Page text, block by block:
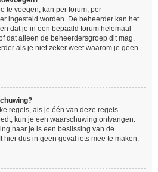
te voegen, kan per forum, per
ingesteld worden. De beheerder kan het
dat je in een bepaald forum helemaal
dat alleen de beheerdersgroep dit mag.
als je niet zeker weet waarom je geen
regels, als je één van deze regels
kun je een waarschuwing ontvangen.
naar je is een beslissing van de
hier dus in geen geval iets mee te maken.